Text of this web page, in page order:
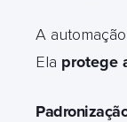
A
Ela protege